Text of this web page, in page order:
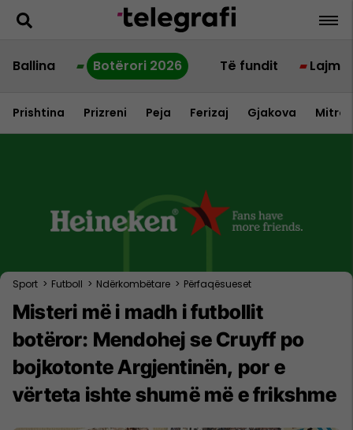
Ballina Botërori 2026 Të fundit Lajme
Prishtina Prizreni Peja Ferizaj Gjakova
Sport > Futboll > Ndërkombëtare > Përfaqësueset
Misteri më i madh i futbollit
botëror: Mendohej se Cruyff po
bojkotonte Argjentinën, por e
vërteta ishte shumë më e frikshme